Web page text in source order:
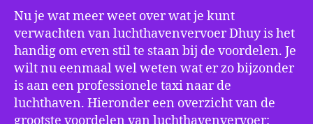
Nu je wat meer weet over wat je kunt
verwachten van luchthavenvervoer Dhuy is het
handig om even stil te staan bij de voordelen. Je
wilt nu eenmaal wel weten wat er zo bijzonder
is aan een professionele taxi naar de
luchthaven. Hieronder een overzicht van de